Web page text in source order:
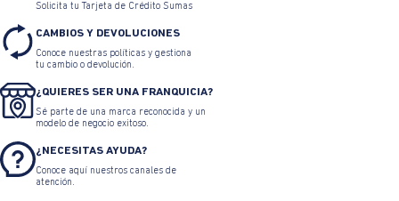
Solicita tu Tarjeta de Crédito Sumas
CAMBIOS Y DEVOLUCIONES
Conoce nuestras políticas y gestiona
tu cambio o devolución.
¿QUIERES SER UNA FRANQUICIA?
Sé parte de una marca reconocida y un
modelo de negocio exitoso.
¿NECESITAS AYUDA?
Conoce aquí nuestros canales de
atención.